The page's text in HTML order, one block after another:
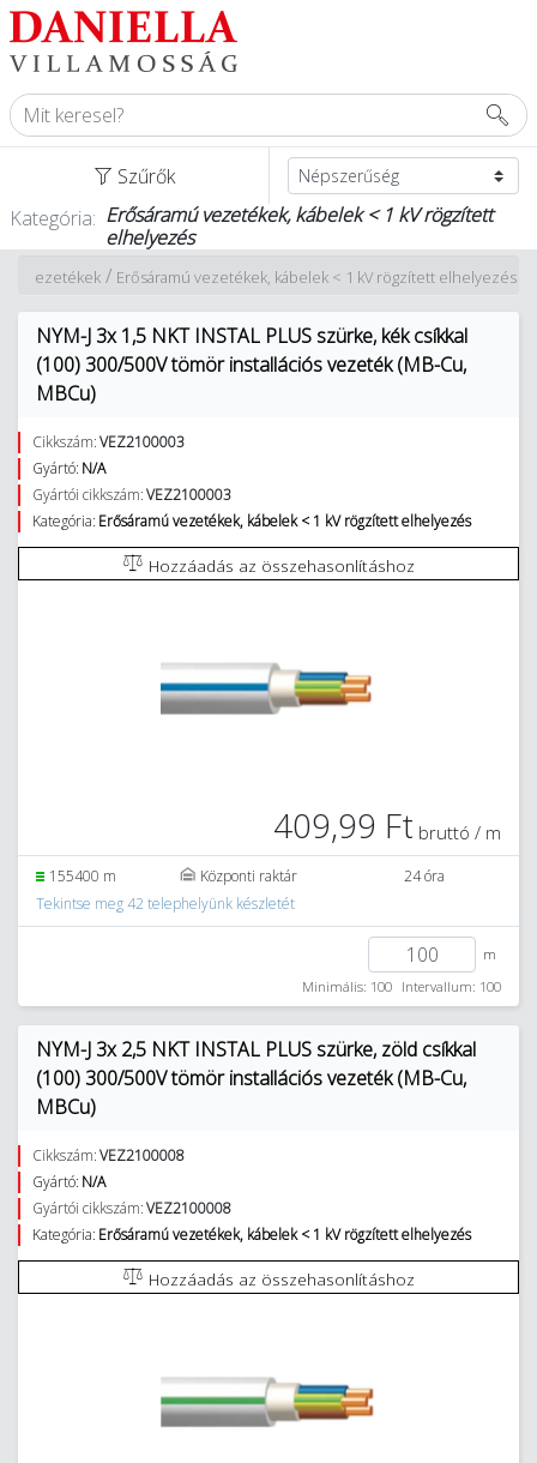
Szűrők
Kategória: Erősáramú vezetékek, kábelek < 1 kV rögzített
elhelyezés
Erősáramú vezetékek, kábelek < 1 kV rögzített elhelyezés
/
vezetékek
NYM-J 3x 1,5 NKT INSTAL PLUS szürke, kék csíkkal
(100) 300/500V tömör installációs vezeték (MB-Cu,
MBCu)
Cikkszám:VEZ2100003
Gyártó: N/A
Gyártói cikkszám:VEZ2100003
Kategória: Erősáramú vezetékek, kábelek < 1 kV rögzített elhelyezés
Hozzáadás az összehasonlításhoz
409,99 Ft bruttó / m
155400 m Központi raktár
24 óra
Tekintse meg 42 telephelyünk készletét
m
Minimális: 100 Intervallum: 100
NYM-J 3x 2,5 NKT INSTAL PLUS szürke, zöld csíkkal
(100) 300/500V tömör installációs vezeték (MB-Cu,
MBCu)
Cikkszám:VEZ2100008
Gyártó: N/A
Gyártói cikkszám:VEZ2100008
Kategória: Erősáramú vezetékek, kábelek < 1 kV rögzített elhelyezés
Hozzáadás az összehasonlításhoz